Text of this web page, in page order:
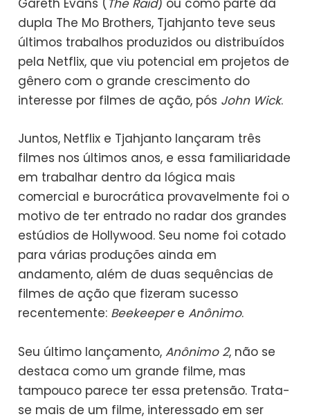
Gareth Evans ( The Raid) ou como parte da
dupla The Mo Brothers, Tjahjanto teve seus
últimos trabalhos produzidos ou distribuídos
pela Netflix, que viu potencial em projetos de
gênero com o grande crescimento do
interesse por filmes de ação, pós John Wick.
Juntos, Netflix e Tjahjanto lançaram três
filmes nos últimos anos, e essa familiaridade
em trabalhar dentro da lógica mais
comercial e burocrática provavelmente foi o
motivo de ter entrado no radar dos grandes
estúdios de Hollywood. Seu nome foi cotado
para várias produções ainda em
andamento, além de duas sequências de
filmes de ação que fizeram sucesso
recentemente: BeekeepereAnônimo.
Seu último lançamento,Anônimo 2, não se
destaca como um grande filme, mas
tampouco parece ter essa pretensão. Trata-
se mais de um filme, interessado em ser